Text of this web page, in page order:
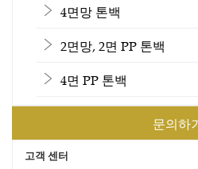
4면망 톤백
2면망, 2면 PP 톤백
4면 PP 톤백
문의하
고객 센터